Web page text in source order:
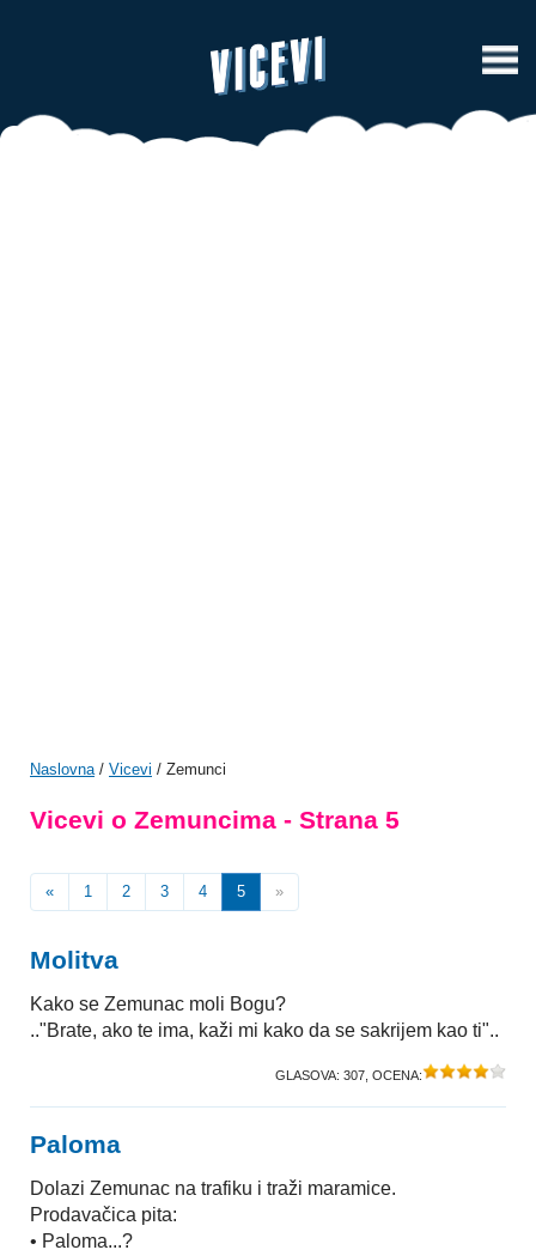
Naslovna/ Vicevi / Zemunci
Vicevi o Zemuncima - Strana 5
« 1 2 3 4 5 »
Molitva
Kako se Zemunac moli Bogu?
.."Brate, ako te ima, kaži mi kako da se sakrijem kao ti"..
GLASOVA: 307 , OCENA:
Paloma
Dolazi Zemunac na trafiku i traži maramice.
Prodavačica pita:
• Paloma...?